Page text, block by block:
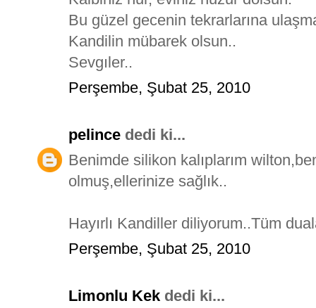
Bu güzel gecenin tekrarlarına
Kandilin mübarek olsun..
Sevgıler..
Perşembe, Şubat 25, 2010
pelince dedi ki...
Benimde silikon kalıplarım
olmuş,ellerinize sağlık..
Hayırlı Kandiller diliyorum..Tüm
Perşembe, Şubat 25, 2010
Limonlu Kek dedi ki...